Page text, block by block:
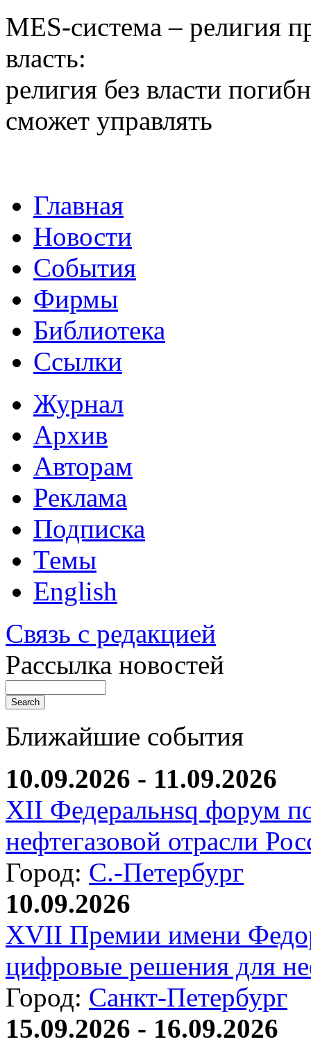
MES-система –
власть:
религия без власти
сможет управлять
Главная
Новости
События
Фирмы
Библиотека
Ссылки
Журнал
Архив
Авторам
Реклама
Подписка
Темы
English
Связь с редакцией
Рассылка новостей
Ближайшие события
10.09.2026 - 11.09.2026
XII Федеральнsq форум
нефтегазовой отрасли
Город: С.-Петербург
10.09.2026
XVII Премии имени
цифровые решения для
Город: Санкт-Петербург
15.09.2026 - 16.09.2026